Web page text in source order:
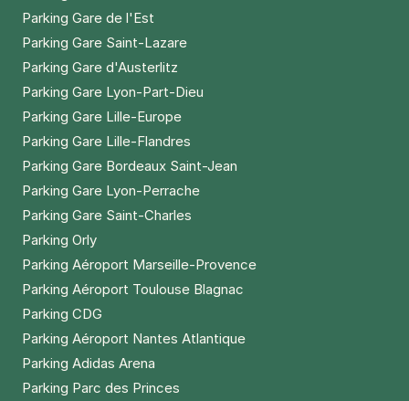
Parking Gare de l'Est
Parking Gare Saint-Lazare
Parking Gare d'Austerlitz
Parking Gare Lyon-Part-Dieu
Parking Gare Lille-Europe
Parking Gare Lille-Flandres
Parking Gare Bordeaux Saint-Jean
Parking Gare Lyon-Perrache
Parking Gare Saint-Charles
Parking Orly
Parking Aéroport Marseille-Provence
Parking Aéroport Toulouse Blagnac
Parking CDG
Parking Aéroport Nantes Atlantique
Parking Adidas Arena
Parking Parc des Princes